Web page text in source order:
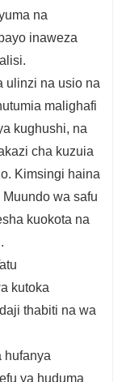
na
inaweza
ulinzi na usio na
malighafi
kughushi, na
cha kuzuia
Kimsingi haina
wa safu
kuokota na
kutoka
thabiti na wa
hufanya
ya huduma